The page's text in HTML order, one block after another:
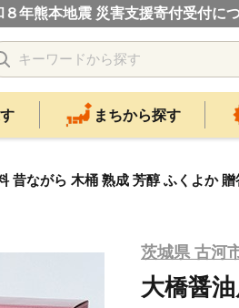
８年熊本地震 災害支援寄付受付に
まちから探す
ながら 木桶 熟成 芳醇 ふくよか
茨城県 古河
大橋醤